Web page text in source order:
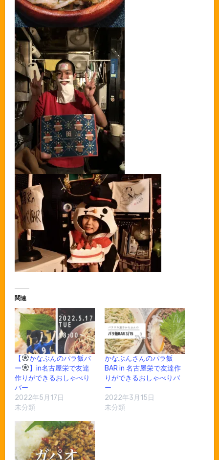
関連
【
かなぶんのパラ飯バ
ー
】in名古屋栄で友達
作りができるおしゃべり
バー
2022年5月17日
未分類
かなぶんさんのパラ飯
BAR in 名古屋栄で友達作
りができるおしゃべりバ
ー
2022年3月15日
未分類